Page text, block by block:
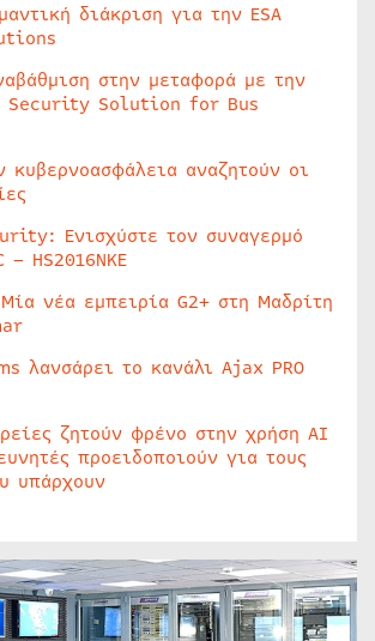
διάκριση για την ESA
στην μεταφορά με την
Security Solution for Bus
κυβερνοασφάλεια αναζητούν οι
Ενισχύστε τον συναγερμό
HS2016NKE
νέα εμπειρία G2+ στη Μαδρίτη
λανσάρει το κανάλι Ajax PRO
ζητούν φρένο στην χρήση AI
προειδοποιούν για τους
υπάρχουν